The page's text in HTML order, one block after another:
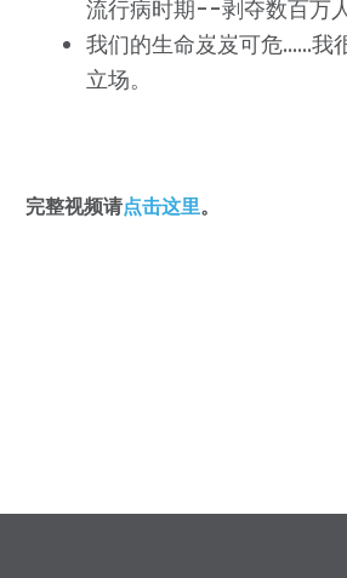
流行病时期--剥夺数百万
我们的生命岌岌可危......
立场。
完整视频请点击这里。